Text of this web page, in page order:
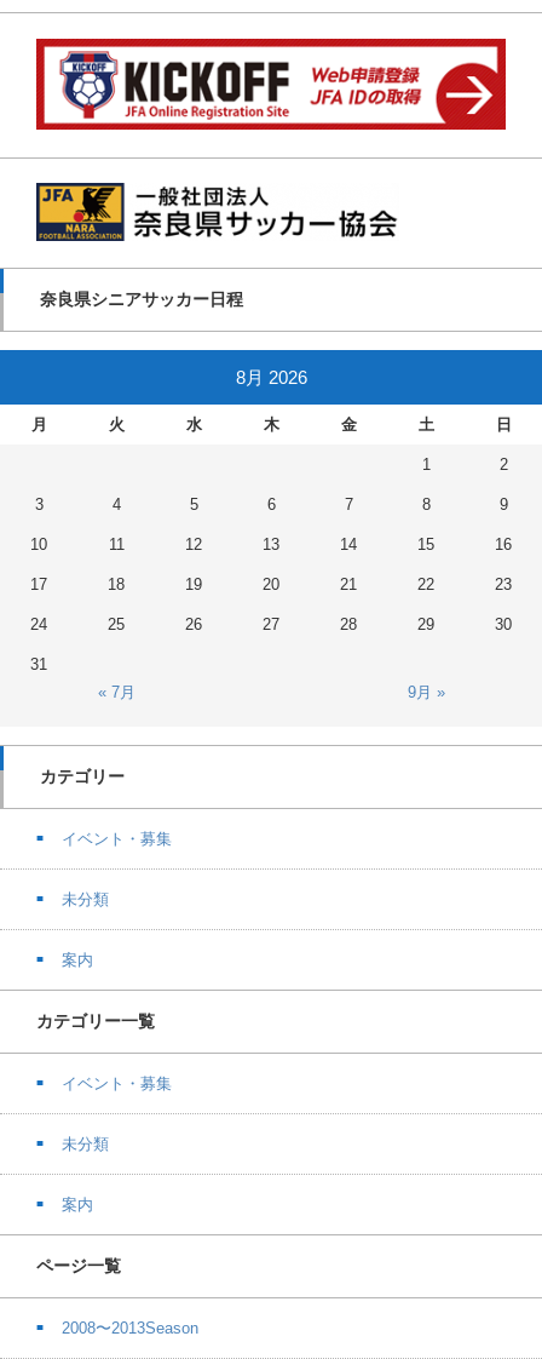
奈良県シニアサッカー日程
8月 2026
月 火 水 木 金 土 日
1 2
3 4 5 6 7 8 9
10 11 12 13 14 15 16
17 18 19 20 21 22 23
24 25 26 27 28 29 30
31
« 7月
9月 »
カテゴリー
イベント・募集
未分類
案内
カテゴリー一覧
イベント・募集
未分類
案内
ページ一覧
2008〜2013Season